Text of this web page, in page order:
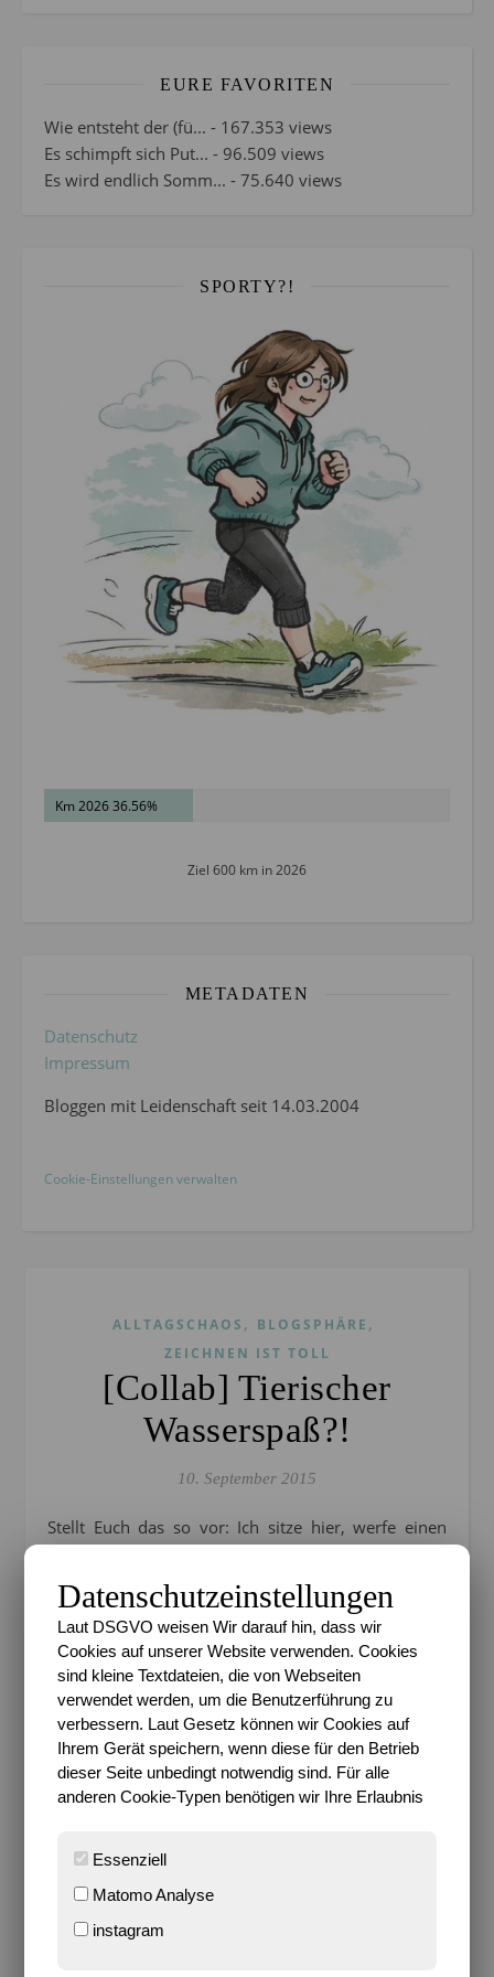
EURE FAVORITEN
Wie entsteht der (fü... - 167.353 views
Es schimpft sich Put... - 96.509 views
Es wird endlich Somm... - 75.640 views
SPORTY?!
Km 2026 36.56%
Ziel 600 km in 2026
METADATEN
Datenschutz
Impressum
Bloggen mit Leidenschaft seit 14.03.2004
Cookie-Einstellungen verwalten
ALLTAGSCHAOS , BLOGSPHÄRE ,
ZEICHNEN IST TOLL
[Collab] Tierischer
Wasserspaß?!
10. September 2015
Stellt Euch das so vor: Ich sitze hier, werfe einen
schweben, denke mir eine Überschrift für diesen
Beitrag aus…und zögere…denke mir eine neue
Überschrift aus…und zögere wieder. Was heißt das?
Mir fiel es dieses Mal irgendwie total schwer, einen
geeigneten Titel für dieses Bild zu wählen *lach*. Es
ist so total bunt. Es sind zwei Damen in
Badebekleidung. Um sie herum viele tierische
Wasser-Maskottchen, einige davon noch aus ganz
alten Zeiten vonMaru und mir und damals in der
erwachsener wirken, sind Mamas und die
Bloginhalte haben sich sehr verändert *lach*. Aber
das ist ok so und gehört dazu…
Datenschutzeinstellungen
Laut DSGVO weisen Wir darauf hin, dass wir
Cookies auf unserer Website verwenden. Cookies
sind kleine Textdateien, die von Webseiten
verwendet werden, um die Benutzerführung zu
verbessern. Laut Gesetz können wir Cookies auf
Ihrem Gerät speichern, wenn diese für den Betrieb
dieser Seite unbedingt notwendig sind. Für alle
anderen Cookie-Typen benötigen wir Ihre Erlaubnis
Essenziell
Matomo Analyse
instagram